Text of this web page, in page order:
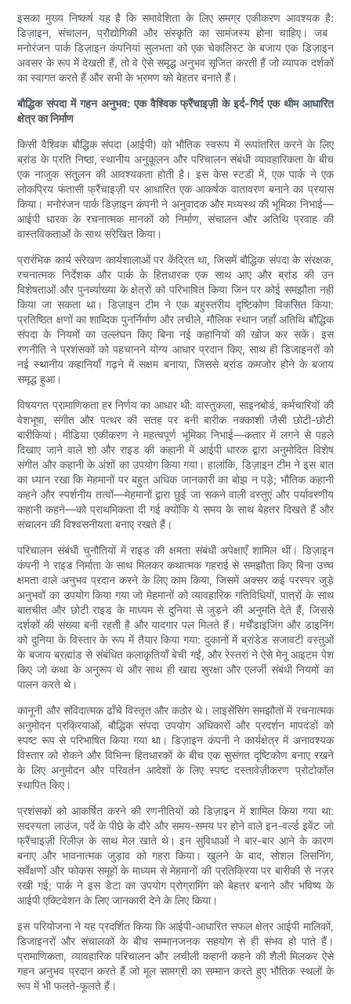
इसका मुख्य निष्कर्ष यह है कि समावेशिता के लिए समग्र एकीकरण आवश्यक है:
डिज़ाइन, संचालन, प्रौद्योगिकी और संस्कृति का सामंजस्य होना चाहिए। जब ​​
मनोरंजन पार्क डिज़ाइन कंपनियां सुलभता को एक चेकलिस्ट के बजाय एक डिज़ाइन
अवसर के रूप में देखती हैं, तो वे ऐसे समृद्ध अनुभव सृजित करती हैं जो व्यापक दर्शकों
का स्वागत करते हैं और सभी के भ्रमण को बेहतर बनाते हैं।
बौद्धिक संपदा में गहन अनुभव: एक वैश्विक फ्रैंचाइज़ी के इर्द-गिर्द एक थीम आधारित
क्षेत्र का निर्माण
किसी वैश्विक बौद्धिक संपदा (आईपी) को भौतिक स्वरूप में रूपांतरित करने के लिए
ब्रांड के प्रति निष्ठा, स्थानीय अनुकूलन और परिचालन संबंधी व्यावहारिकता के बीच
एक नाजुक संतुलन की आवश्यकता होती है। इस केस स्टडी में, एक पार्क ने एक
लोकप्रिय फंतासी फ्रैंचाइज़ी पर आधारित एक आकर्षक वातावरण बनाने का प्रयास
किया। मनोरंजन पार्क डिज़ाइन कंपनी ने अनुवादक और मध्यस्थ की भूमिका निभाई—
आईपी धारक के रचनात्मक मानकों को निर्माण, संचालन और अतिथि प्रवाह की
वास्तविकताओं के साथ संरेखित किया।
प्रारंभिक कार्य संरेखण कार्यशालाओं पर केंद्रित था, जिसमें बौद्धिक संपदा के संरक्षक,
रचनात्मक निर्देशक और पार्क के हितधारक एक साथ आए और ब्रांड की उन
विशेषताओं और पुनर्व्याख्या के क्षेत्रों को परिभाषित किया जिन पर कोई समझौता नहीं
किया जा सकता था। डिज़ाइन टीम ने एक बहुस्तरीय दृष्टिकोण विकसित किया:
प्रतिष्ठित क्षणों का शाब्दिक पुनर्निर्माण और लचीले, मौलिक स्थान जहाँ अतिथि बौद्धिक
संपदा के नियमों का उल्लंघन किए बिना नई कहानियों की खोज कर सकें। इस
रणनीति ने प्रशंसकों को पहचानने योग्य आधार प्रदान किए, साथ ही डिजाइनरों को
नई स्थानीय कहानियाँ गढ़ने में सक्षम बनाया, जिससे ब्रांड कमजोर होने के बजाय
समृद्ध हुआ।
विषयगत प्रामाणिकता हर निर्णय का आधार थी: वास्तुकला, साइनबोर्ड, कर्मचारियों की
वेशभूषा, संगीत और पत्थर की सतह पर बनी बारीक नक्काशी जैसी छोटी-छोटी
बारीकियां। मीडिया एकीकरण ने महत्वपूर्ण भूमिका निभाई—कतार में लगने से पहले
दिखाए जाने वाले शो और राइड की कहानी में आईपी धारक द्वारा अनुमोदित विशेष
संगीत और कहानी के अंशों का उपयोग किया गया। हालांकि, डिज़ाइन टीम ने इस बात
का ध्यान रखा कि मेहमानों पर बहुत अधिक जानकारी का बोझ न पड़े; भौतिक कहानी
कहने और स्पर्शनीय तत्वों—मेहमानों द्वारा छुई जा सकने वाली वस्तुएं और पर्यावरणीय
कहानी कहने—को प्राथमिकता दी गई क्योंकि ये समय के साथ बेहतर दिखते हैं और
संचालन की विश्वसनीयता बनाए रखते हैं।
परिचालन संबंधी चुनौतियों में राइड की क्षमता संबंधी अपेक्षाएँ शामिल थीं। डिज़ाइन
कंपनी ने राइड निर्माता के साथ मिलकर कथात्मक गहराई से समझौता किए बिना उच्च
क्षमता वाले अनुभव प्रदान करने के लिए काम किया, जिसमें अक्सर कई परस्पर जुड़े
अनुभवों का उपयोग किया गया जो मेहमानों को व्यावहारिक गतिविधियों, पात्रों के साथ
बातचीत और छोटी राइड के माध्यम से दुनिया से जुड़ने की अनुमति देते हैं, जिससे
दर्शकों की संख्या बनी रहती है और यादगार पल मिलते हैं। मर्चेंडाइजिंग और डाइनिंग
को दुनिया के विस्तार के रूप में तैयार किया गया: दुकानों में ब्रांडेड सजावटी वस्तुओं
के बजाय ब्रह्मांड से संबंधित कलाकृतियाँ बेची गईं, और रेस्तरां ने ऐसे मेनू आइटम पेश
किए जो कथा के अनुरूप थे और साथ ही खाद्य सुरक्षा और एलर्जी संबंधी नियमों का
पालन करते थे।
कानूनी और संविदात्मक ढाँचे विस्तृत और कठोर थे। लाइसेंसिंग समझौतों में रचनात्मक
अनुमोदन प्रक्रियाओं, बौद्धिक संपदा उपयोग अधिकारों और प्रदर्शन मापदंडों को
स्पष्ट रूप से परिभाषित किया गया था। डिज़ाइन कंपनी ने कार्यक्षेत्र में अनावश्यक
विस्तार को रोकने और विभिन्न हितधारकों के बीच एक सुसंगत दृष्टिकोण बनाए रखने
के लिए अनुमोदन और परिवर्तन आदेशों के लिए स्पष्ट दस्तावेज़ीकरण प्रोटोकॉल
स्थापित किए।
प्रशंसकों को आकर्षित करने की रणनीतियों को डिज़ाइन में शामिल किया गया था:
सदस्यता लाउंज, पर्दे के पीछे के दौरे और समय-समय पर होने वाले इन-वर्ल्ड इवेंट जो
फ्रैंचाइज़ी रिलीज़ के साथ मेल खाते थे। इन सुविधाओं ने बार-बार आने के कारण
बनाए और भावनात्मक जुड़ाव को गहरा किया। खुलने के बाद, सोशल लिसनिंग,
सर्वेक्षणों और फोकस समूहों के माध्यम से मेहमानों की प्रतिक्रिया पर बारीकी से नज़र
रखी गई; पार्क ने इस डेटा का उपयोग प्रोग्रामिंग को बेहतर बनाने और भविष्य के
आईपी एक्टिवेशन के लिए जानकारी देने के लिए किया।
इस परियोजना ने यह प्रदर्शित किया कि आईपी-आधारित सफल क्षेत्र आईपी मालिकों,
डिजाइनरों और संचालकों के बीच सम्मानजनक सहयोग से ही संभव हो पाते हैं।
प्रामाणिकता, व्यावहारिक परिचालन और लचीली कहानी कहने की शैली मिलकर ऐसे
गहन अनुभव प्रदान करते हैं जो मूल सामग्री का सम्मान करते हुए भौतिक स्थलों के
रूप में भी फलते-फूलते हैं।